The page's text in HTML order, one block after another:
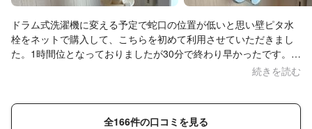
ドラム式洗濯機に変える予定で蛇口の位置が低いと思い壁ピタ水
栓をネットで購入して、こちらを初めて利用させていただきまし
た。1時間位となっておりましたが30分で終わり早かったです。そ
こまで古くない家だからかもしれませんが。動画とかあって、最
です(´Д｀;)とても丁寧に作業していただき、ありがとうございま
続きを読む
全166件の口コミを見る